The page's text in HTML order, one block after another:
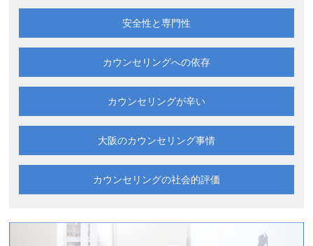
安全性と専門性
カウンセリングへの依存
カウンセリングが辛い
大阪のカウンセリング事情
カウンセリングの社会的評価